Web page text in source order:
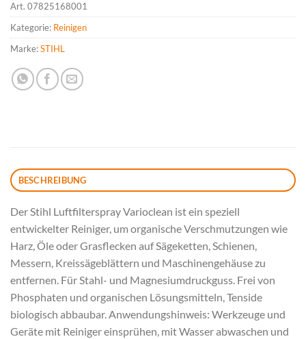
Art. 07825168001
Kategorie: Reinigen
Marke:STIHL
BESCHREIBUNG
Der Stihl Luftfilterspray Varioclean ist ein speziell
entwickelter Reiniger, um organische Verschmutzungen wie
Harz, Öle oder Grasflecken auf Sägeketten, Schienen,
Messern, Kreissägeblättern und Maschinengehäuse zu
entfernen. Für Stahl- und Magnesiumdruckguss. Frei von
Phosphaten und organischen Lösungsmitteln, Tenside
biologisch abbaubar. Anwendungshinweis: Werkzeuge und
Geräte mit Reiniger einsprühen, mit Wasser abwaschen und